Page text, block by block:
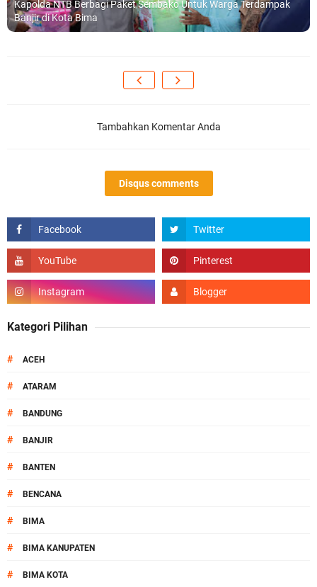
Kapolda NTB Berbagi Paket Sembako Untuk Warga Terdampak
Banjir di Kota Bima
Tambahkan Komentar Anda
Disqus comments
Kategori Pilihan
# ACEH
# ATARAM
# BANDUNG
# BANJIR
# BANTEN
# BENCANA
# BIMA
# BIMA KANUPATEN
# BIMA KOTA